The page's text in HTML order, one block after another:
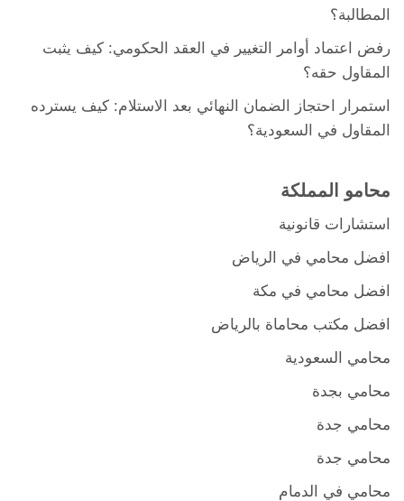
المطالبة؟
رفض اعتماد أوامر التغيير في العقد الحكومي: كيف يثبت
المقاول حقه؟
استمرار احتجاز الضمان النهائي بعد الاستلام: كيف يسترده
المقاول في السعودية؟
محامو المملكة
استشارات قانونية
افضل محامي في الرياض
افضل محامي في مكة
افضل مكتب محاماة بالرياض
محامي السعودية
محامي بجدة
محامي جدة
محامي جدة
محامي في الدمام